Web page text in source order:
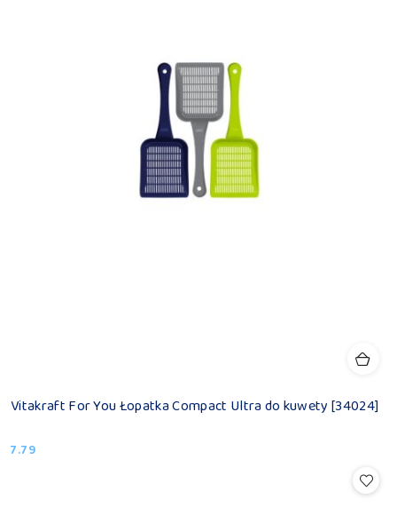
Vitakraft For You Łopatka Compact Ultra do kuwety [34024]
Cena:
7.79